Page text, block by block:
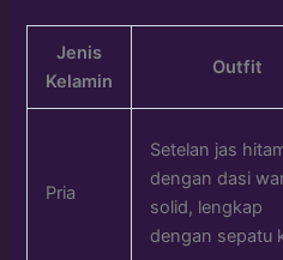
Jenis
Kelamin
Outfit
Pria
Setelan jas
dengan dasi
solid, lengkap
dengan sepatu